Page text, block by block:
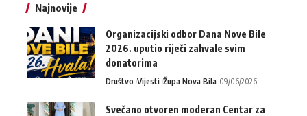
Najnovije
Organizacijski odbor Dana Nove Bile
2026. uputio riječi zahvale svim
donatorima
Društvo Vijesti Župa Nova Bila 09/06/2026
Svečano otvoren moderan Centar za